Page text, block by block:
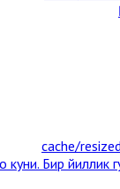
Бир йиллик